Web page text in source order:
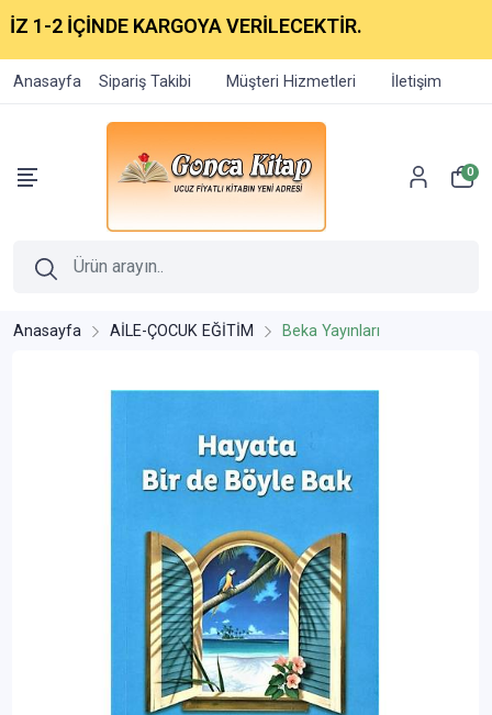
2 İÇİNDE KARGOYA VERİLECEKTİR.
Anasayfa Sipariş Takibi Müşteri Hizmetleri İletişim
0
Anasayfa AİLE-ÇOCUK EĞİTİM Beka Yayınları